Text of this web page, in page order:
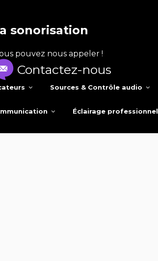
sonorisation
pouvez nous appeler !
Contactez-nous
Sources & Contrôle audio
Éclairage professionnel